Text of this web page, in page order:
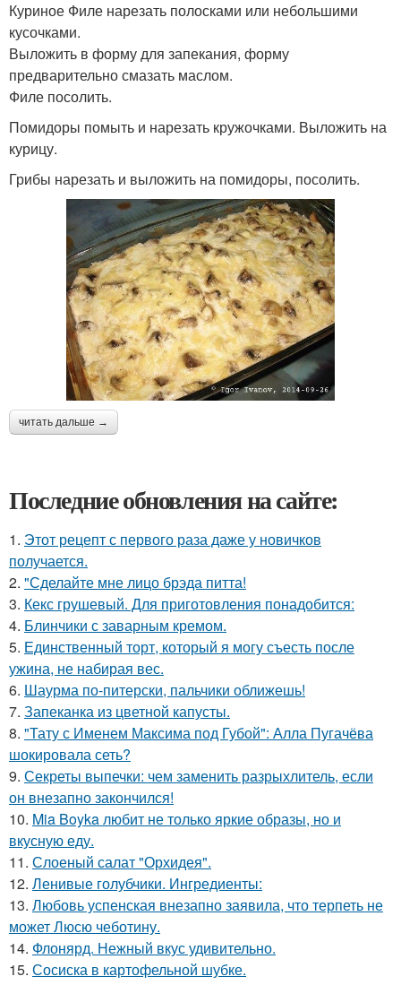
Куриное Филе нарезать полосками или небольшими
кусочками.
Выложить в форму для запекания, форму
предварительно смазать маслом.
Филе посолить.
Помидоры помыть и нарезать кружочками. Выложить на
курицу.
Грибы нарезать и выложить на помидоры, посолить.
читать дальше →
Последние обновления на сайте:
1. Этот рецепт с первого раза даже у новичков
получается.
2. "Сделайте мне лицо брэда питта!
3. Кекс грушевый. Для приготовления понадобится:
4. Блинчики с заварным кремом.
5. Единственный торт, который я могу съесть после
ужина, не набирая вес.
6. Шаурма по-питерски, пальчики оближешь!
7. Запеканка из цветной капусты.
8. "Тату с Именем Максима под Губой": Алла Пугачёва
шокировала сеть?
9. Секреты выпечки: чем заменить разрыхлитель, если
он внезапно закончился!
10. Mia Boyka любит не только яркие образы, но и
вкусную еду.
11. Слоеный салат "Орхидея".
12. Ленивые голубчики. Ингредиенты:
13. Любовь успенская внезапно заявила, что терпеть не
может Люсю чеботину.
14. Флонярд. Нежный вкус удивительно.
15. Сосиска в картофельной шубке.